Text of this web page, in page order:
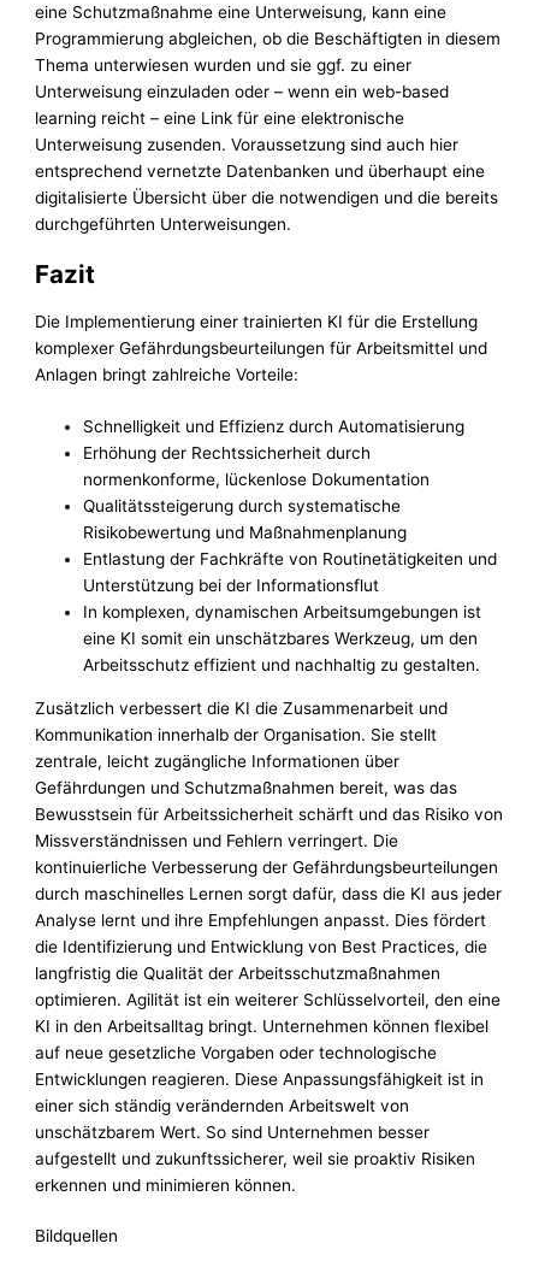
eine Schutzmaßnahme eine Unterweisung, kann eine
Programmierung abgleichen, ob die Beschäftigten in diesem
Thema unterwiesen wurden und sie ggf. zu einer
Unterweisung einzuladen oder – wenn ein web-based
learning reicht – eine Link für eine elektronische
Unterweisung zusenden. Voraussetzung sind auch hier
entsprechend vernetzte Datenbanken und überhaupt eine
digitalisierte Übersicht über die notwendigen und die bereits
durchgeführten Unterweisungen.
Fazit
Die Implementierung einer trainierten KI für die Erstellung
komplexer Gefährdungsbeurteilungen für Arbeitsmittel und
Anlagen bringt zahlreiche Vorteile:
Schnelligkeit und Effizienz durch Automatisierung
Erhöhung der Rechtssicherheit durch
normenkonforme, lückenlose Dokumentation
Qualitätssteigerung durch systematische
Risikobewertung und Maßnahmenplanung
Entlastung der Fachkräfte von Routinetätigkeiten und
Unterstützung bei der Informationsflut
In komplexen, dynamischen Arbeitsumgebungen ist
eine KI somit ein unschätzbares Werkzeug, um den
Arbeitsschutz effizient und nachhaltig zu gestalten.
Zusätzlich verbessert die KI die Zusammenarbeit und
Kommunikation innerhalb der Organisation. Sie stellt
zentrale, leicht zugängliche Informationen über
Gefährdungen und Schutzmaßnahmen bereit, was das
Bewusstsein für Arbeitssicherheit schärft und das Risiko von
Missverständnissen und Fehlern verringert. Die
kontinuierliche Verbesserung der Gefährdungsbeurteilungen
durch maschinelles Lernen sorgt dafür, dass die KI aus jeder
Analyse lernt und ihre Empfehlungen anpasst. Dies fördert
die Identifizierung und Entwicklung von Best Practices, die
langfristig die Qualität der Arbeitsschutzmaßnahmen
optimieren. Agilität ist ein weiterer Schlüsselvorteil, den eine
KI in den Arbeitsalltag bringt. Unternehmen können flexibel
auf neue gesetzliche Vorgaben oder technologische
Entwicklungen reagieren. Diese Anpassungsfähigkeit ist in
einer sich ständig verändernden Arbeitswelt von
unschätzbarem Wert. So sind Unternehmen besser
aufgestellt und zukunftssicherer, weil sie proaktiv Risiken
erkennen und minimieren können.
Bildquellen